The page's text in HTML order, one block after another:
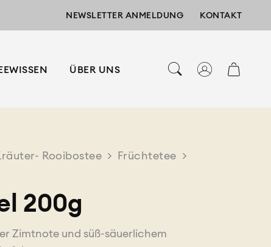
NEWSLETTER ANMELDUNG KONTAKT
ÜBER UNS
Rooibostee > Früchtetee >
200g
Zimtnote und süß-säuerlichem